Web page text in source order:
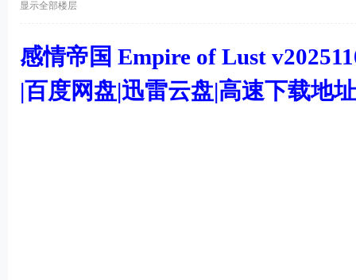
显示全部楼层
感情帝国 Empire of Lust
|百度网盘|迅雷云盘|高速下载地址